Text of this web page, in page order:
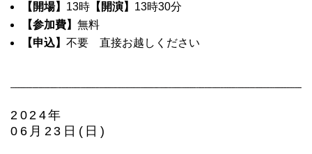
【開場】 13時 【開演】 13時30分
【参加費】 無料
【申込】 不要 直接お越しください
2024年
06月23日(日)